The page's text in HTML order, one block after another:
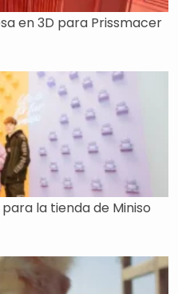
en 3D para Prissmacer
la tienda de Miniso